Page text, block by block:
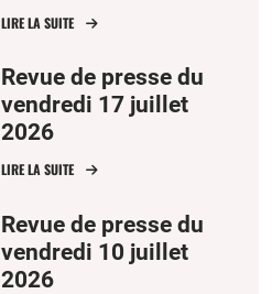
LIRE LA SUITE
Revue de presse du
vendredi 17 juillet
2026
LIRE LA SUITE
Revue de presse du
vendredi 10 juillet
2026